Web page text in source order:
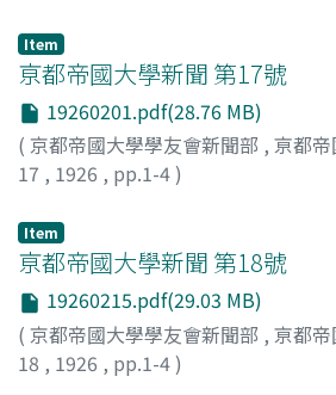
Item
亰都帝國大學新聞 第17號
19260201.pdf(28.76 MB)
( 京都帝國大學學友會新聞部 , 亰都
17 , 1926 , pp.1-4)
Item
亰都帝國大學新聞 第18號
19260215.pdf(29.03 MB)
( 京都帝國大學學友會新聞部 , 亰都
18 , 1926 , pp.1-4)